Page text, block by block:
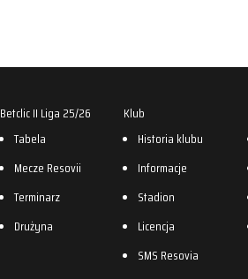
Betclic II Liga 25/26
Tabela
Mecze Resovii
Terminarz
Drużyna
Klub
Historia klubu
Informacje
Stadion
Licencja
SMS Resovia